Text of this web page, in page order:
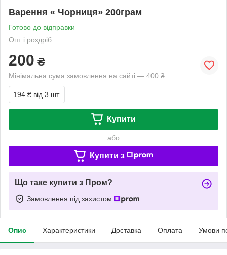
Варення « Чорниця» 200грам
Готово до відправки
Опт і роздріб
200 ₴
Мінімальна сума замовлення на сайті — 400 ₴
194 ₴ від 3 шт.
Купити
або
Купити з
Що таке купити з Пром?
Замовлення під захистом
Опис Характеристики Доставка Оплата Умови